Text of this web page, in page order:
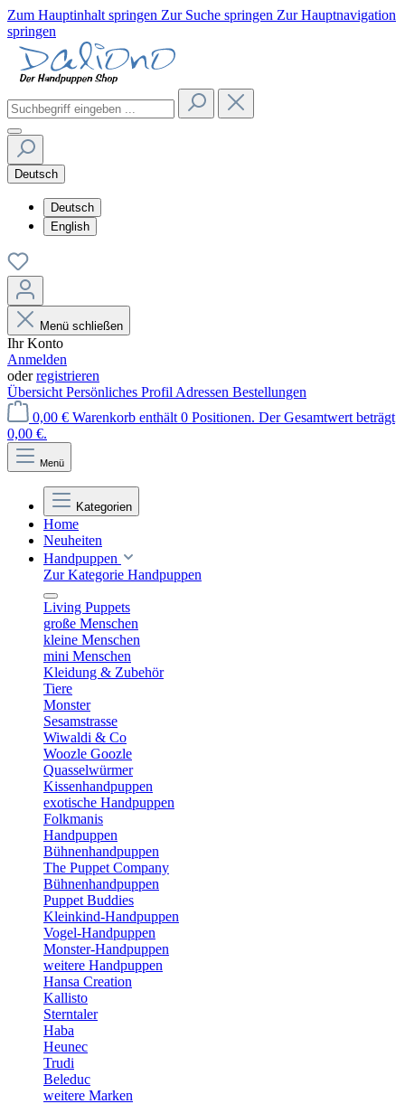
Zum Hauptinhalt springen Zur Suche springen Zur Hauptnavigation
springen
Deutsch
Deutsch
English
Menü schließen
Ihr Konto
Anmelden
oderregistrieren
Übersicht Persönliches Profil Adressen Bestellungen
0,00 € Warenkorb enthält 0 Positionen. Der Gesamtwert beträgt
0,00 €.
Menü
Kategorien
Home
Neuheiten
Handpuppen
Zur Kategorie Handpuppen
Living Puppets
große Menschen
kleine Menschen
mini Menschen
Kleidung & Zubehör
Tiere
Monster
Sesamstrasse
Wiwaldi & Co
Woozle Goozle
Quasselwürmer
Kissenhandpuppen
exotische Handpuppen
Folkmanis
Handpuppen
Bühnenhandpuppen
The Puppet Company
Bühnenhandpuppen
Puppet Buddies
Kleinkind-Handpuppen
Vogel-Handpuppen
Monster-Handpuppen
weitere Handpuppen
Hansa Creation
Kallisto
Sterntaler
Haba
Heunec
Trudi
Beleduc
weitere Marken